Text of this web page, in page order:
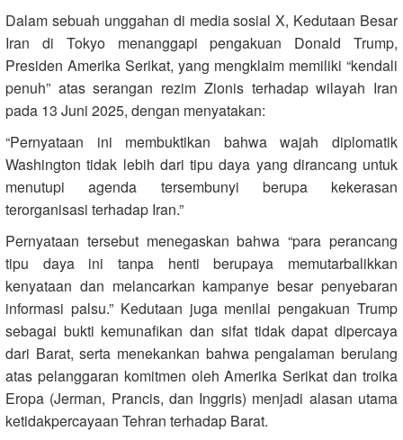
Dalam sebuah unggahan di media sosial X, Kedutaan Besar
Iran di Tokyo menanggapi pengakuan Donald Trump,
Presiden Amerika Serikat, yang mengklaim memiliki “kendali
penuh” atas serangan rezim Zionis terhadap wilayah Iran
pada 13 Juni 2025, dengan menyatakan:
“Pernyataan ini membuktikan bahwa wajah diplomatik
Washington tidak lebih dari tipu daya yang dirancang untuk
menutupi agenda tersembunyi berupa kekerasan
terorganisasi terhadap Iran.”
Pernyataan tersebut menegaskan bahwa “para perancang
tipu daya ini tanpa henti berupaya memutarbalikkan
kenyataan dan melancarkan kampanye besar penyebaran
informasi palsu.” Kedutaan juga menilai pengakuan Trump
sebagai bukti kemunafikan dan sifat tidak dapat dipercaya
dari Barat, serta menekankan bahwa pengalaman berulang
atas pelanggaran komitmen oleh Amerika Serikat dan troika
Eropa (Jerman, Prancis, dan Inggris) menjadi alasan utama
ketidakpercayaan Tehran terhadap Barat.